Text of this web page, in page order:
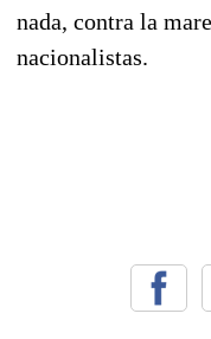
nada, contra la
nacionalistas.